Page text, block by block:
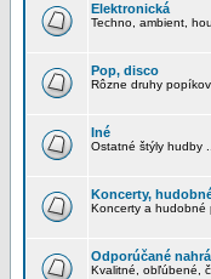
Elektronická
Techno, ambient,
Pop, disco
Rôzne druhy
Iné
Ostatné štýly hudby ...
Koncerty,
Koncerty a hudobné
Odporúčané
Kvalitné, obľúbené,